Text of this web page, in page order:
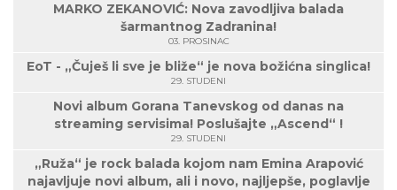
MARKO ZEKANOVIĆ: Nova zavodljiva balada
šarmantnog Zadranina!
03. PROSINAC
EoT - „Čuješ li sve je bliže“ je nova božićna singlica!
29. STUDENI
Novi album Gorana Tanevskog od danas na
streaming servisima! Poslušajte „Ascend“ !
29. STUDENI
„Ruža“ je rock balada kojom nam Emina Arapović
najavljuje novi album, ali i novo, najljepše, poglavlje